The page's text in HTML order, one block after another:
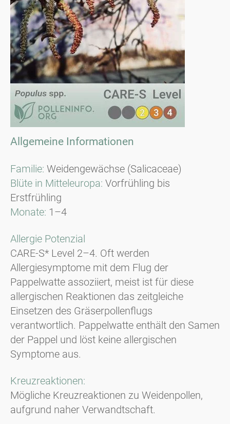
Allgemeine Informationen
Familie: Weidengewächse (Salicaceae)
Blüte in Mitteleuropa: Vorfrühling bis
Erstfrühling
Monate: 1–4
Allergie Potenzial
CARE-S* Level 2–4. Oft werden
Allergiesymptome mit dem Flug der
Pappelwatte assoziiert, meist ist für diese
allergischen Reaktionen das zeitgleiche
Einsetzen des Gräserpollenflugs
verantwortlich. Pappelwatte enthält den Samen
der Pappel und löst keine allergischen
Symptome aus.
Kreuzreaktionen:
Mögliche Kreuzreaktionen zu Weidenpollen,
aufgrund naher Verwandtschaft.